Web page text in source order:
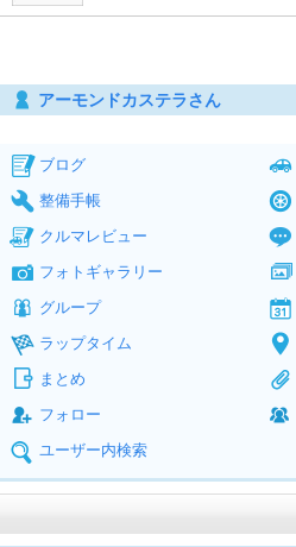
アーモンドカステラさん
ブログ
整備手帳
クルマレビュー
フォトギャラリー
グループ
ラップタイム
まとめ
フォロー
ユーザー内検索